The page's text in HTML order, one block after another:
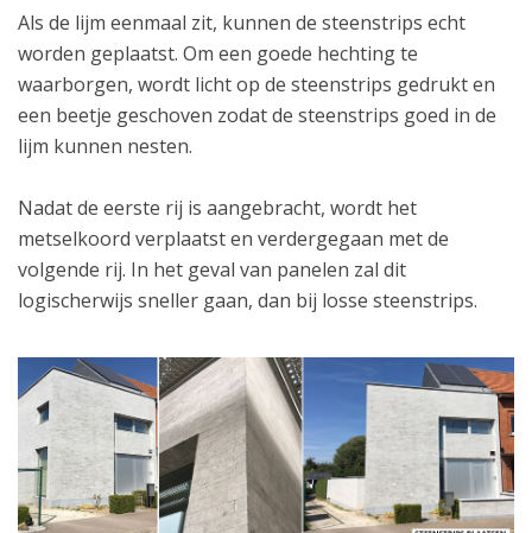
Als de lijm eenmaal zit, kunnen de steenstrips echt
worden geplaatst. Om een goede hechting te
waarborgen, wordt licht op de steenstrips gedrukt en
een beetje geschoven zodat de steenstrips goed in de
lijm kunnen nesten.
Nadat de eerste rij is aangebracht, wordt het
metselkoord verplaatst en verdergegaan met de
volgende rij. In het geval van panelen zal dit
logischerwijs sneller gaan, dan bij losse steenstrips.